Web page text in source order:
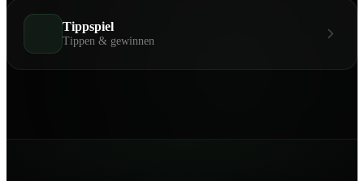
Tippspiel
Tippen & gewinnen